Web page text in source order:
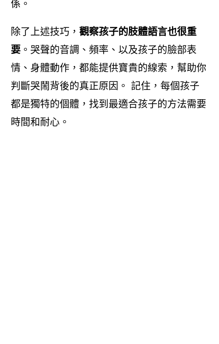
係。
除了上述技巧， 觀察孩子的肢體語言也很重
要。哭聲的音調、頻率、以及孩子的臉部表
情、身體動作，都能提供寶貴的線索，幫助你
判斷哭鬧背後的真正原因。 記住，每個孩子
都是獨特的個體，找到最適合孩子的方法需要
時間和耐心。